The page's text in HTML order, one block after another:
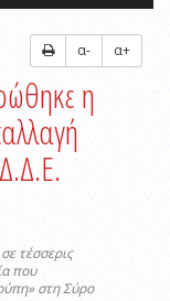
α- α+
η
τέσσερις
που
στη Σύρο